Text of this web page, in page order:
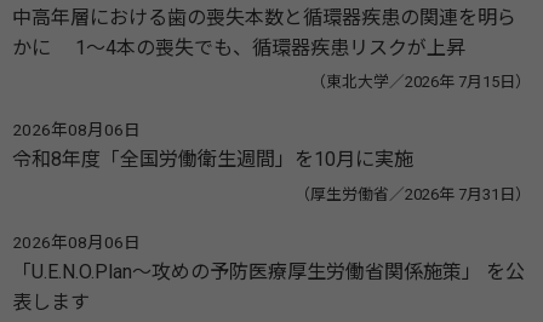
中高年層における歯の喪失本数と循環器疾患の関連を明ら
かに 1～4本の喪失でも、循環器疾患リスクが上昇
（東北大学／2026年 7月15日）
2026年08月06日
令和8年度「全国労働衛生週間」を10月に実施
（厚生労働省／2026年 7月31日）
2026年08月06日
「U.E.N.O.Plan～攻めの予防医療厚生労働省関係施策」 を公
表します